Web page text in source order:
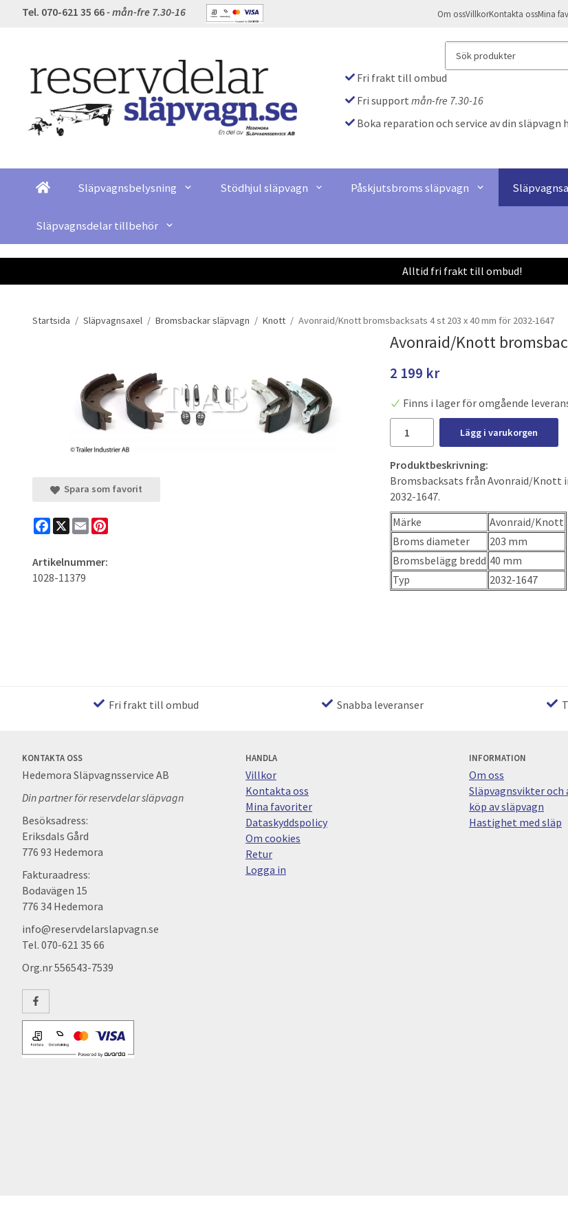
Tel. 070-621 35 66- mån-fre 7.30-16 Om ossVillkorKontakta ossMina
Fri frakt till ombud
Fri support mån-fre 7.30-16
Boka reparation och service av din släpvagn
Släpvagnsbelysning Stödhjul släpvagn Påskjutsbroms släpvagn
Släpvagnsdelar tillbehör
Alltid fri frakt till ombud!
Startsida / Släpvagnsaxel / Bromsbackar släpvagn / Knott / Avonraid/Knott bromsbacksats 4 st 203 x 40 mm för 2032-1647
Avonraid/Knott
2 199 kr
Finns i lager för omgående
Lägg i varukorgen
Produktbeskrivning:
Bromsbacksats från Avonraid/Knott
2032-1647.
Märke
Avonraid/Knott
Broms diameter
203 mm
Bromsbelägg bredd 40 mm
Typ
2032-1647
Spara som favorit
Facebook
X Email
Artikelnummer:
1028-11379
Fri frakt till ombud Snabba leveranser
KONTAKTA OSS
Hedemora Släpvagnsservice AB
Din partner för reservdelar släpvagn
Besöksadress:
Eriksdals Gård
776 93 Hedemora
Fakturaadress:
Bodavägen 15
776 34 Hedemora
info@reservdelarslapvagn.se
Tel. 070-621 35 66
Org.nr 556543-7539
HANDLA
Villkor
Kontakta oss
Mina favoriter
Dataskyddspolicy
Om cookies
Retur
Logga in
INFORMATION
Om oss
Släpvagnsvikter och
köp av släpvagn
Hastighet med släp